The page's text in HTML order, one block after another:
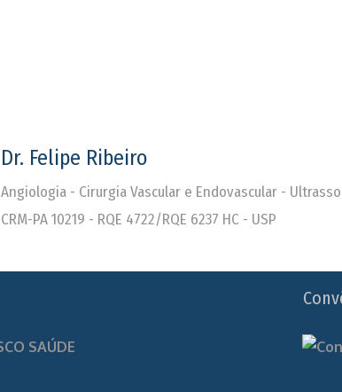
Dr. Felipe Ribeiro
Angiologia - Cirurgia Vascular e Endovascular -
CRM-PA 10219 - RQE 4722/RQE 6237 HC - USP